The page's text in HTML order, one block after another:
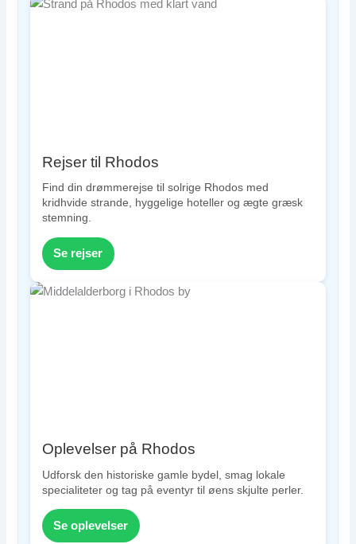
Rejser til Rhodos
Find din drømmerejse til solrige Rhodos med
kridhvide strande, hyggelige hoteller og ægte græsk
stemning.
Se rejser
Oplevelser på Rhodos
Udforsk den historiske gamle bydel, smag lokale
specialiteter og tag på eventyr til øens skjulte perler.
Se oplevelser